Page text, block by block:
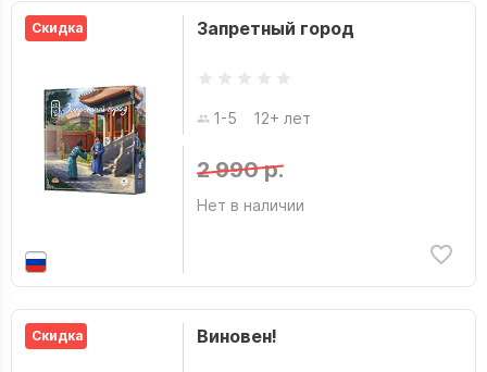
Скидка Запретный город
1-5 12+ лет
2 990 р.
Нет в наличии
Скидка Виновен!